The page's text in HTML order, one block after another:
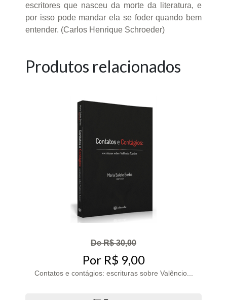
escritores que nasceu da morte da literatura, e
por isso pode mandar ela se foder quando bem
entender. (Carlos Henrique Schroeder)
Produtos relacionados
De R$ 30,00
Por R$ 9,00
Contatos e contágios: escrituras sobre Valêncio...